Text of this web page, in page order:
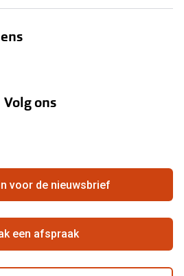
ontbinden
Volg ons
voor de nieuwsbrief
een afspraak